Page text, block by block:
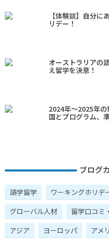
【体験談】自分に
リデー！
オーストラリアの
え留学を決意！
2024年～2025年
国とプログラム、
ブログ
語学留学 ワーキングホリデ
グローバル人材
留学口コミ
アジア
ヨーロッパ アメ